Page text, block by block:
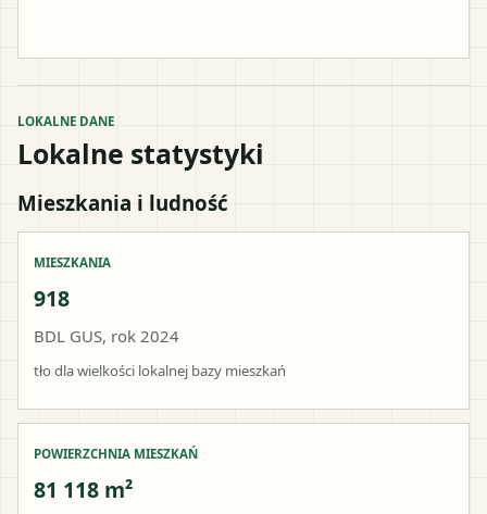
LOKALNE DANE
Lokalne statystyki
Mieszkania i ludność
MIESZKANIA
918
BDL GUS, rok 2024
tło dla wielkości lokalnej bazy mieszkań
POWIERZCHNIA MIESZKAŃ
81 118 m²